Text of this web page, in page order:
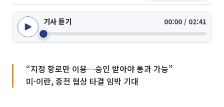
기사 듣기 00:00 / 02:41
“지정 항로만 이용…승인 받아야 통과 가능”
미·이란, 종전 협상 타결 임박 기대